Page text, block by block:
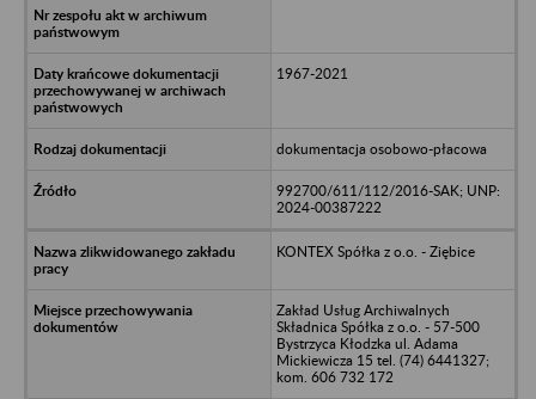
1967-2021
dokumentacja osobowo-płacowa
992700/611/112/2016-SAK; UNP:
2024-00387222
KONTEX Spółka z o.o. - Ziębice
Zakład Usług Archiwalnych
Składnica Spółka z o.o. - 57-500
Bystrzyca Kłodzka ul. Adama
Mickiewicza 15 tel. (74) 6441327;
kom. 606 732 172